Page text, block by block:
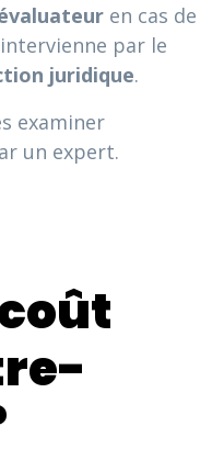
en cas de
par le
juridique.
examiner
un expert.